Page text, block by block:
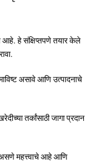
आहे. हे संक्षिप्तपणे तयार केले
असावे आणि उत्पादनाचे
तर्कांसाठी जागा प्रदान
महत्त्वाचे आहे आणि